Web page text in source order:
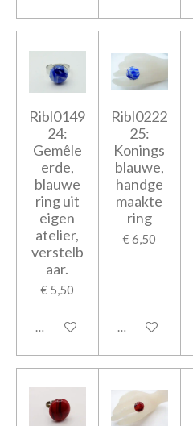
Ribl0149
24:
Gemêle
erde,
blauwe
ring uit
eigen
atelier,
verstelb
aar.
€ 5,50
In winkelwagen
Ribl0222
25:
Konings
blauwe,
handge
maakte
ring
€ 6,50
In winkelwagen